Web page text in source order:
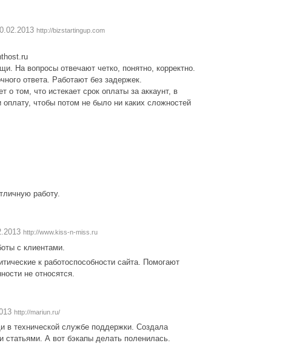
http://bizstartingup.com
На вопросы отвечают четко, понятно, корректно.
ответа. Работают без задержек.
о том, что истекает срок оплаты за аккаунт, в
чтобы потом не было ни каких сложностей
работу.
http://www.kiss-n-miss.ru
с клиентами.
к работоспособности сайта. Помогают
не относятся.
http://mariun.ru/
в технической службе поддержки. Создала
статьями. А вот бэкапы делать поленилась.